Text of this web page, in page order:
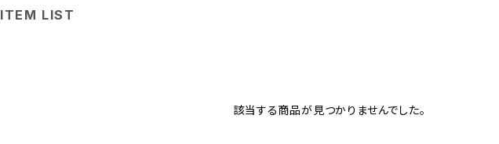
ITEM LIST
該当する商品が見つかりませんでした。